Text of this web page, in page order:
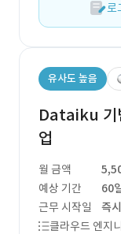
로
유사도 높음
Dataiku 기
업
월 금액
예상 기간
60
근무 시작일
즉
클라우드 엔지